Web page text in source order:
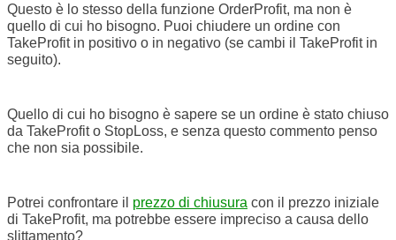
Questo è lo stesso della funzione OrderProfit, ma non è
quello di cui ho bisogno. Puoi chiudere un ordine con
TakeProfit in positivo o in negativo (se cambi il TakeProfit in
seguito).
Quello di cui ho bisogno è sapere se un ordine è stato chiuso
da TakeProfit o StopLoss, e senza questo commento penso
che non sia possibile.
Potrei confrontare il prezzo di chiusura con il prezzo iniziale
di TakeProfit, ma potrebbe essere impreciso a causa dello
slittamento?